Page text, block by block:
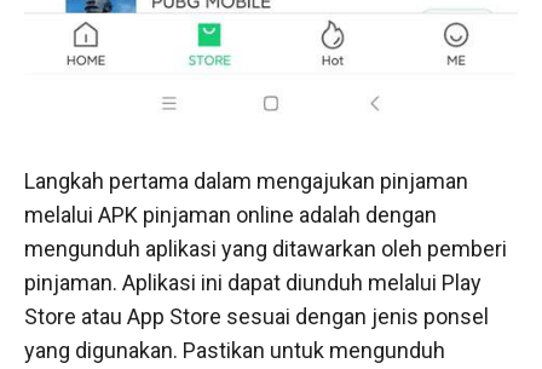
Langkah pertama dalam mengajukan pinjaman
melalui APK pinjaman online adalah dengan
mengunduh aplikasi yang ditawarkan oleh pemberi
pinjaman. Aplikasi ini dapat diunduh melalui Play
Store atau App Store sesuai dengan jenis ponsel
yang digunakan. Pastikan untuk mengunduh